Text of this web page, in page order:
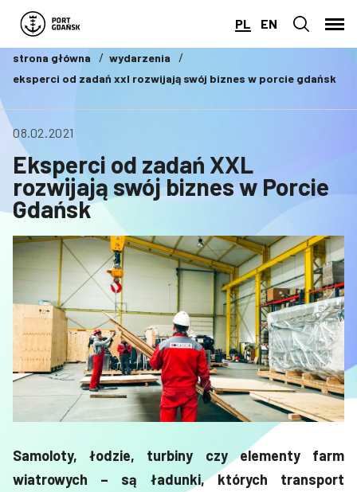
PL EN
strona główna
wydarzenia
eksperci od zadań xxl rozwijają swój biznes w porcie gdańsk
08.02.2021
Eksperci od zadań XXL
rozwijają swój biznes w Porcie
Gdańsk
Samoloty, łodzie, turbiny czy elementy farm
wiatrowych – są ładunki, których transport